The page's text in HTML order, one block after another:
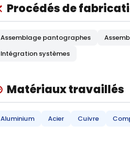
Procédés de
Assemblage pantographes
Intégration systèmes
Matériaux travaillés
Aluminium Acier Cuivre